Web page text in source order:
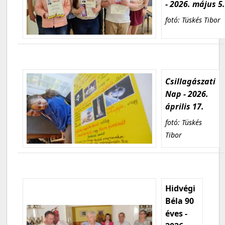
- 2026. május 5.
fotó: Tüskés Tibor
Csillagászati
Nap - 2026.
április 17.
fotó: Tüskés
Tibor
Hidvégi
Béla 90
éves -